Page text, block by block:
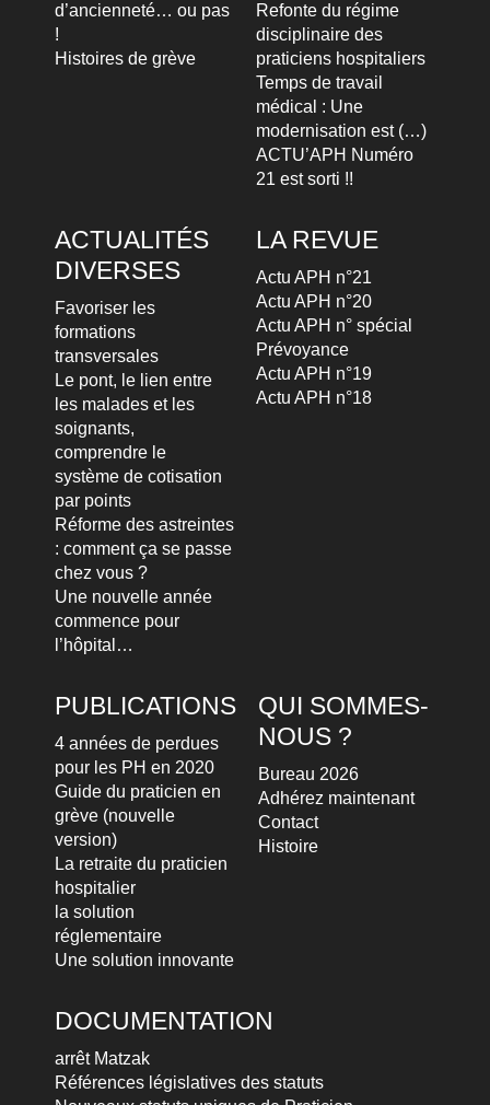
d’ancienneté… ou pas
!
Histoires de grève
Refonte du régime
disciplinaire des
praticiens hospitaliers
Temps de travail
médical : Une
modernisation est (…)
ACTU’APH Numéro
21 est sorti !!
ACTUALITÉS
DIVERSES
Favoriser les
formations
transversales
Le pont, le lien entre
les malades et les
soignants,
comprendre le
système de cotisation
par points
Réforme des astreintes
: comment ça se passe
chez vous ?
Une nouvelle année
commence pour
l’hôpital…
LA REVUE
Actu APH n°21
Actu APH n°20
Actu APH n° spécial
Prévoyance
Actu APH n°19
Actu APH n°18
PUBLICATIONS
4 années de perdues
pour les PH en 2020
Guide du praticien en
grève (nouvelle
version)
La retraite du praticien
hospitalier
la solution
réglementaire
Une solution innovante
QUI SOMMES-
NOUS ?
Bureau 2026
Adhérez maintenant
Contact
Histoire
DOCUMENTATION
arrêt Matzak
Références législatives des statuts